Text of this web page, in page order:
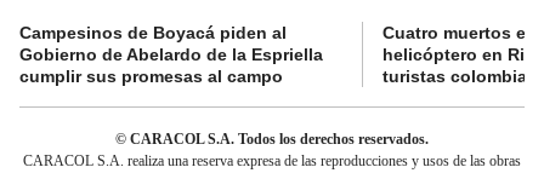
Campesinos de Boyacá piden al
Gobierno de Abelardo de la Espriella
cumplir sus promesas al campo
Cuatro muertos en
helicóptero en
turistas
© CARACOL S.A. Todos los derechos reservados.
CARACOL S.A. realiza una reserva expresa de las reproducciones y usos de las obras